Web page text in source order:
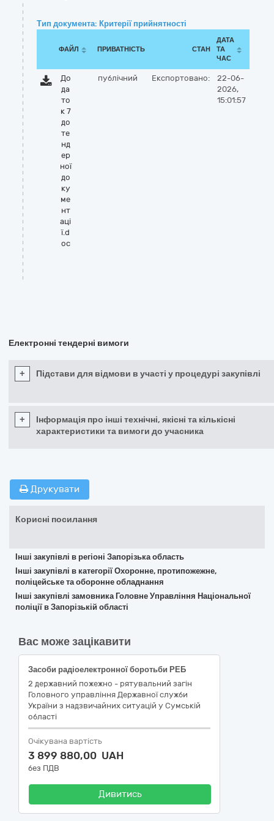
Тип документа: Критерії прийнятності
ФАЙЛ ПРИВАТНІСТЬ СТАН
ДАТА
ТА
ЧАС
До
да
то
к 7
до
те
нд
ер
ної
до
ку
ме
нт
аці
ї.d
oc
публічний Експортовано:
22-06-
2026,
15:01:57
Електронні тендерні вимоги
+ Підстави для відмови в участі у процедурі закупівлі
+
Інформація про інші технічні, якісні та кількісні
характеристики та вимоги до учасника
Друкувати
Корисні посилання
Інші закупівлі в регіоні Запорізька область
Інші закупівлі в категорії Охоронне, протипожежне,
поліцейське та оборонне обладнання
Інші закупівлі замовника Головне Управління Національної
поліції в Запорізькій області
Вас може зацікавити
Засоби радіоелектронної боротьби РЕБ
2 державний пожежно - рятувальний загін
Головного управління Державної служби
України з надзвичайних ситуацій у Сумській
області
Очікувана вартість
3 899 880,00 UAH
без ПДВ
Дивитись